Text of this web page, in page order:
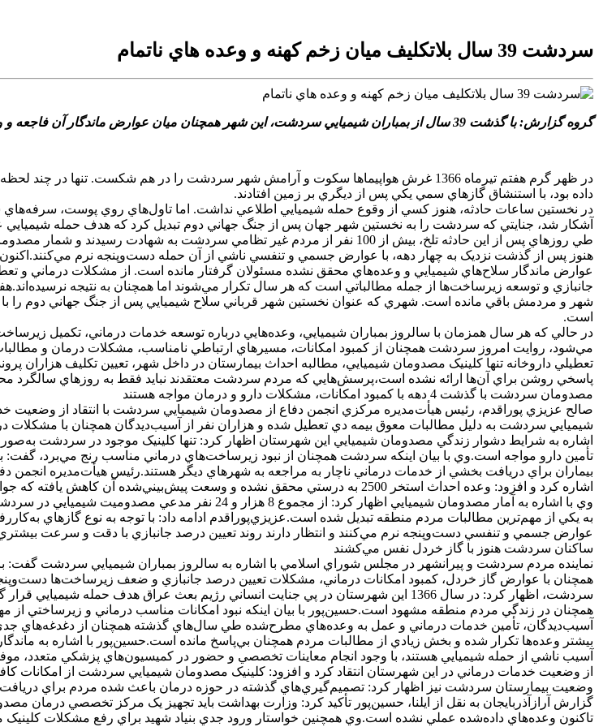
سردشت 39 سال بلاتکليف ميان زخم کهنه و وعده هاي ناتمام
گروه گزارش: با گذشت 39 سال از بمباران شيميايي سردشت، اين شهر همچنان ميان عوارض ماندگار آن فاجعه و وعده‌هاي محقق‌نشده گرفتار است.
در ظهر گرم هفتم تيرماه 1366 غرش هواپيماها سکوت و آرامش شهر سردشت را در هم شکست.
داده بود، با استنشاق گازهاي سمي يکي پس از ديگري بر زمين افتادند.
در نخستين ساعات حادثه، هنوز کسي از وقوع حمله شيميايي اطلاعي نداشت. اما تاول‌هاي روي پوست، سرفه‌هاي
آشکار شد، جنايتي که سردشت را به نخستين شهر جهان پس از جنگ جهاني دوم تبديل کرد که هدف حمله شيميايي
طي روزهاي پس از اين حادثه تلخ، بيش از 100 نفر از مردم غير تظامي سردشت به
عوارض ماندگار سلاح‌هاي شيميايي و وعده‌هاي محقق‌ نشده مسئولان گرفتار مانده است. از مشکلات درماني و
جانبازي و توسعه زيرساخت‌ها از جمله مطالباتي است که هر سال تکرار مي‌شوند اما همچنان به نتيجه
شهر و مردمش باقي مانده است. شهري که عنوان نخستين شهر قرباني سلاح شيميايي پس از جنگ جهاني دوم را با
است.
در حالي که هر سال همزمان با سالروز بمباران شيميايي، وعده‌هايي درباره توسعه خدمات درماني، تکميل
مي‌شود، روايت امروز سردشت همچنان از کمبود امکانات، مسيرهاي ارتباطي نامناسب، مشکلات درمان و
تعطيلي داروخانه تنها کلينيک مصدومان شيميايي، مطالبه احداث بيمارستان در داخل شهر، تعيين تکليف هزاران
پاسخي روشن براي آن‌ها ارائه نشده است،پرسش‌هايي که مردم سردشت معتقدند نبايد فقط به روزهاي سالگرد
مصدومان سردشت با گذشت 4 دهه با کمبود امکانات، مشکلات دارو و درمان مواجه هستند
صالح عزيزي پوراقدم، رئيس هيأت‌مديره مرکزي انجمن دفاع از مصدومان شيميايي سردشت با انتقاد از وضعيت
شيميايي سردشت به دليل مطالبات معوق بيمه دي تعطيل شده و هزاران نفر از آسيب‌ديدگان همچنان با مشکلات
اشاره به شرايط دشوار زندگي مصدومان شيميايي اين شهرستان اظهار کرد: تنها کلينيک موجود در سردشت
تأمين دارو مواجه است.وي با بيان اينکه سردشت همچنان از نبود زيرساخت‌هاي درماني مناسب رنج مي‌برد،
بيماران براي دريافت بخشي از خدمات درماني ناچار به مراجعه به شهرهاي ديگر هستند.رئيس هيأت‌مديره
اشاره کرد و افزود: وعده احداث استخر 2500 به درستي محقق نشده و وسعت پيش‌بيني‌شده آن کاهش يافته که جوابگوي مراجعان نيست.
به يکي از مهم‌ترين مطالبات مردم منطقه تبديل شده است.عزيزي‌پوراقدم ادامه داد: با توجه به نوع گازهاي
عوارض جسمي و تنفسي دست‌وپنجه نرم مي‌کنند و انتظار دارند روند تعيين درصد جانبازي با دقت و سرعت
ساکنان سردشت هنوز با گاز خردل نفس مي‌کشند
نماينده مردم سردشت و پيرانشهر در مجلس شوراي اسلامي با اشاره به سالروز بمباران شيميايي سردشت گفت:
همچنان با عوارض گاز خردل، کمبود امکانات درماني، مشکلات تعيين درصد جانبازي و ضعف زيرساخت‌ها
سردشت، اظهار کرد: در سال 1366 اين شهرستان در پي جنايت انساني رژيم بعث عراق هدف
همچنان در زندگي مردم منطقه مشهود است.حسين‌پور با بيان اينکه نبود امکانات مناسب درماني و زيرساختي از
بيشتر وعده‌ها تکرار شده و بخش زيادي از مطالبات مردم همچنان بي‌پاسخ مانده است.حسين‌پور با اشاره به
آسيب ناشي از حمله شيميايي هستند، با وجود انجام معاينات تخصصي و حضور در کميسيون‌هاي پزشکي متعدد،
از وضعيت خدمات درماني در اين شهرستان انتقاد کرد و افزود: کلينيک مصدومان شيميايي سردشت از امکانات
وضعيت بيمارستان سردشت نيز اظهار کرد: تصميم‌گيري‌هاي گذشته در حوزه درمان باعث شده مردم براي
گزارش آرازآذربايجان به نقل از ايلنا، حسين‌پور تأکيد کرد: وزارت بهداشت بايد تجهيز يک مرکز تخصصي درمان
تاکنون وعده‌هاي داده‌شده عملي نشده است.وي همچنين خواستار ورود جدي بنياد شهيد براي رفع مشکلات